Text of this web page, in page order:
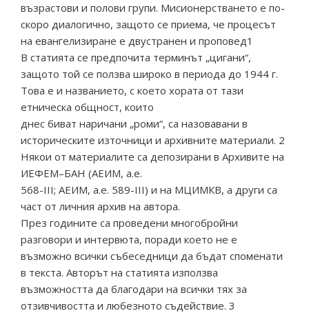
възрастови и полови групи. Мисионерстването е по-
скоро диалогично, защото се приема, че процесът
на евангелизиране е двустранен и проповед1
В статията се предпочита терминът „цигани“,
защото той се ползва широко в периода до 1944 г.
Това е и названието, с което хората от тази
етническа общност, които
днес биват наричани „роми“, са назовавани в
историческите източници и архивните материали. 2
Някои от материалите са депозирани в Архивите на
ИЕФЕМ–БАН (АЕИМ, а.е.
568-ІІІ; АЕИМ, а.е. 589-ІІІ) и на МЦИМКВ, а други са
част от личния архив на автора.
През годините са проведени многобройни
разговори и интервюта, поради което не е
възможно всички събеседници да бъдат споменати
в текста. Авторът на статията използва
възможността да благодари на всички тях за
отзивчивостта и любезното съдействие. 3